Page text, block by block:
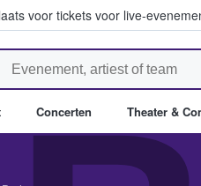
voor tickets voor live-
waar fans tickets
Concerten Theater &